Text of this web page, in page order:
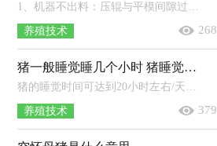
1、机器不出料：压辊与平模间隙过大（调整压紧螺栓），压辊或模盘磨损严重（更换辊或模盘），三角带打滑或老化（张紧或更换三角带），物料含水率过高...
养殖技术 268
猪一般睡觉睡几个小时 猪睡觉打呼噜吗
猪的睡觉时间可达到20小时左右/天，除了进食和排泄，其余时间它们一般都会睡觉。猪是懒惰的生物，养殖期间若不去打扰它们，则猪群会长时...
养殖技术 379